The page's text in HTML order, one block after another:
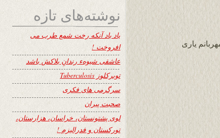
یاری
نوشته‌های تازه
یاد باد آنکه رخت شمع طرب می
افروخت !
عاشقی شیوهء رندانِ بلاکش باشد
توبرکلوز Tuberculosis
سرگرمی های فکری
صحبت پیران
لوی پشتونستان، خراسان، هزارستان،
تورکستان و فدرالیزم !